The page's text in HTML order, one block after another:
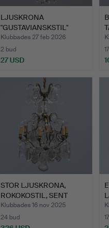
LJUSKRONA
"GUSTAVIANSKSTIL"
1900-TALETS FÖ…
Klubbades 27 feb 2026
2 bud
27 USD
STOR LJUSKRONA,
ROKOKOSTIL, SENT
1800-TAL.
Klubbades 16 nov 2025
24 bud